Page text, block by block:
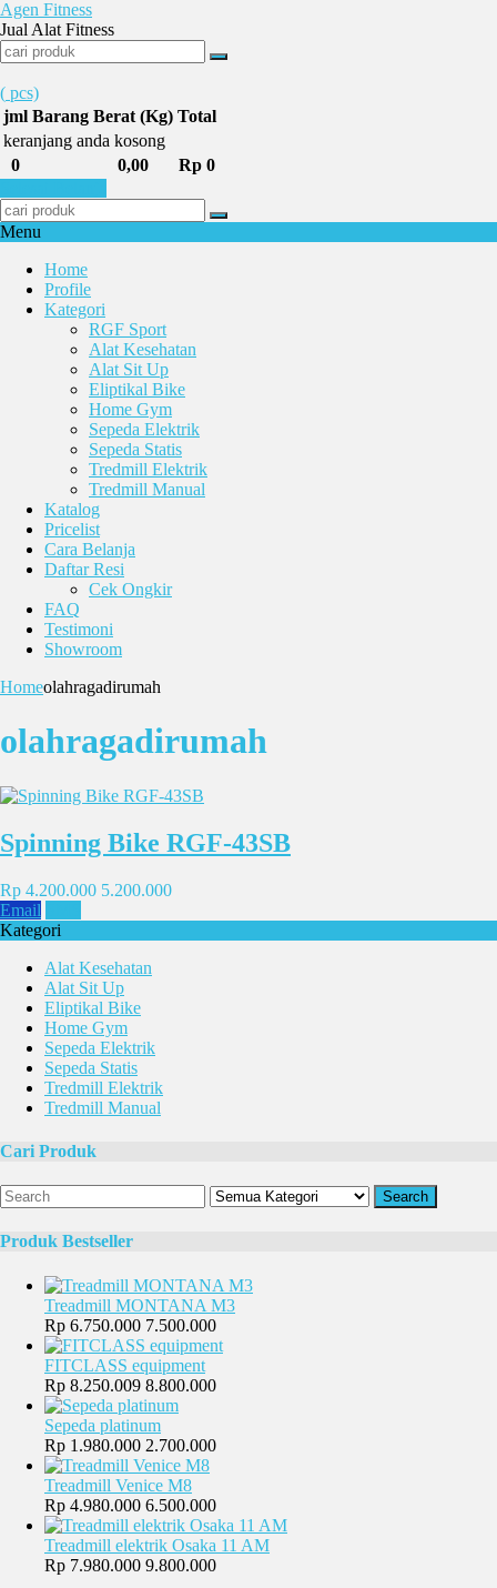
Agen Fitness
Jual Alat Fitness
( pcs)
jml Barang Berat (Kg) Total
keranjang anda kosong
0
0,00
Rp 0
Menu
Home
Profile
Kategori
RGF Sport
Alat Kesehatan
Alat Sit Up
Eliptikal Bike
Home Gym
Sepeda Elektrik
Sepeda Statis
Tredmill Elektrik
Tredmill Manual
Katalog
Pricelist
Cara Belanja
Daftar Resi
Cek Ongkir
FAQ
Testimoni
Showroom
Homeolahragadirumah
olahragadirumah
Spinning Bike RGF-43SB
Rp 4.200.000 5.200.000
Email
Kategori
Alat Kesehatan
Alat Sit Up
Eliptikal Bike
Home Gym
Sepeda Elektrik
Sepeda Statis
Tredmill Elektrik
Tredmill Manual
Cari Produk
Search
Produk Bestseller
Treadmill MONTANA M3
Rp 6.750.000 7.500.000
FITCLASS equipment
Rp 8.250.009 8.800.000
Sepeda platinum
Rp 1.980.000 2.700.000
Treadmill Venice M8
Rp 4.980.000 6.500.000
Treadmill elektrik Osaka 11 AM
Rp 7.980.000 9.800.000